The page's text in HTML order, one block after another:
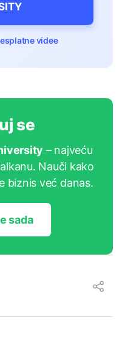
videe
se
– najveću
Nauči kako
biznis već danas.
sada